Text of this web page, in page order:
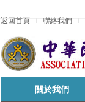
返回首頁 聯絡我們
關於我們